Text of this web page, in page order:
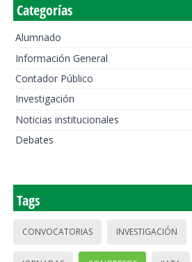
Categorías
Alumnado
Información General
Contador Público
Investigación
Noticias institucionales
Debates
Tags
CONVOCATORIAS INVESTIGACIÓN